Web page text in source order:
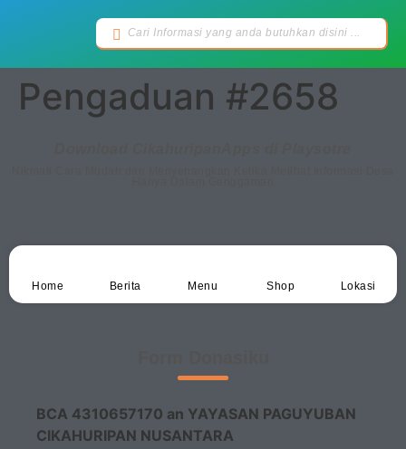
Pengaduan #2658
Home Berita Menu Shop Lokasi
BCA 4310657170 an YAYASAN PAGUYUBAN
CIKAHURIPAN NUSANTARA